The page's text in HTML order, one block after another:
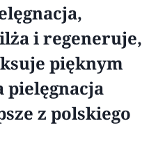
i regeneruje,
pięknym
pielęgnacja
z polskiego